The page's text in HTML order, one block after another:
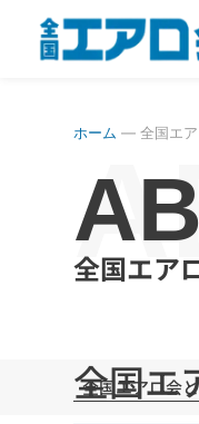
ホーム — 全国エ
全国エア
全国エアロ会
全国エ